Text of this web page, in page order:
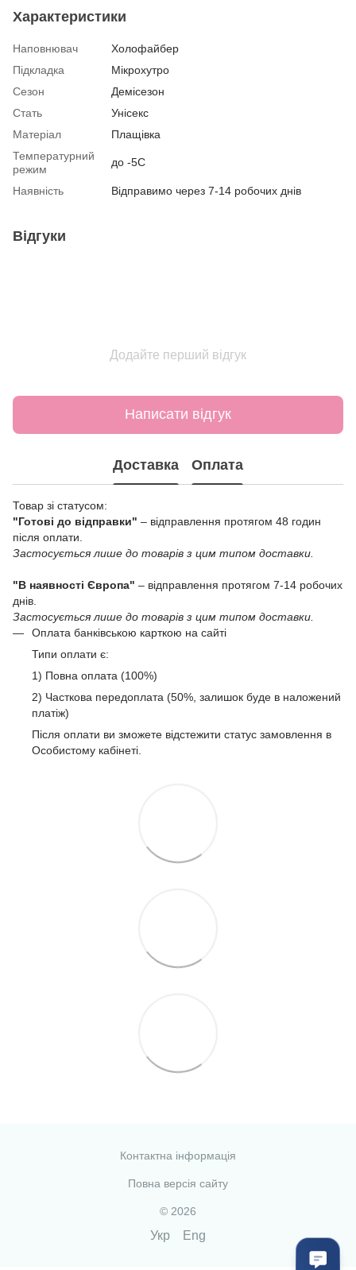
Характеристики
Наповнювач
Холофайбер
Підкладка
Мікрохутро
Сезон
Демісезон
Стать
Унісекс
Матеріал
Плащівка
Температурний
режим
до -5С
Наявність Відправимо через 7-14 робочих днів
Відгуки
Додайте перший відгук
Написати відгук
Доставка Оплата
Товар зі статусом:
"Готові до відправки" – відправлення протягом 48 годин
після оплати.
Застосується лише до товарів з цим типом доставки.
"В наявності Європа" – відправлення протягом 7-14 робочих
днів.
Застосується лише до товарів з цим типом доставки.
Оплата банківською карткою на сайті
Типи оплати є:
1) Повна оплата (100%)
2) Часткова передоплата (50%, залишок буде в наложений
платіж)
Після оплати ви зможете відстежити статус замовлення в
Особистому кабінеті.
Контактна інформація
Повна версія сайту
© 2026
Укр Eng